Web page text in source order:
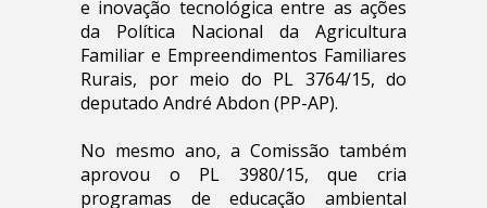
e inovação tecnológica entre as ações
da Política Nacional da Agricultura
Familiar e Empreendimentos Familiares
Rurais, por meio do PL 3764/15, do
deputado André Abdon (PP-AP).
No mesmo ano, a Comissão também
aprovou o PL 3980/15, que cria
programas de educação ambiental